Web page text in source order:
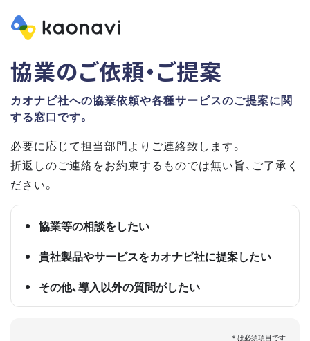
協業のご依頼・ご提案
カオナビ社への協業依頼や各種サービスのご提案に関
する窓口です。
必要に応じて担当部門よりご連絡致します。
折返しのご連絡をお約束するものでは無い旨、ご了承く
ださい。
協業等の相談をしたい
貴社製品やサービスをカオナビ社に提案したい
その他、導入以外の質問がしたい